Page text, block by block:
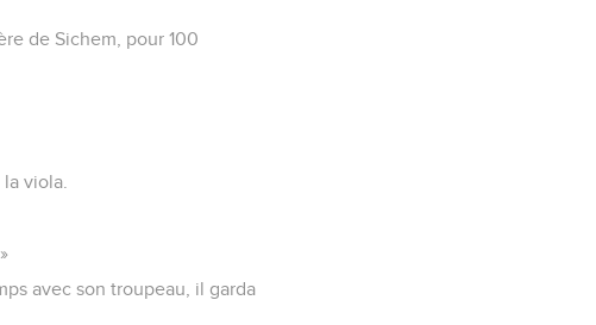
de Sichem, pour 100
viola.
avec son troupeau, il garda